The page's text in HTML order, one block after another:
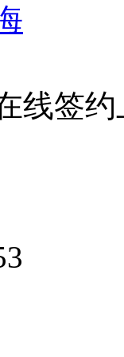
线签约